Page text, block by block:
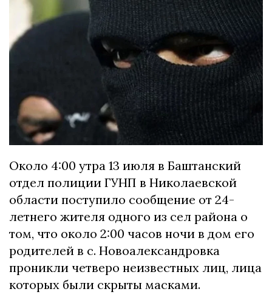
Около 4:00 утра 13 июля в Баштанский
отдел полиции ГУНП в Николаевской
области поступило сообщение от 24-
летнего жителя одного из сел района о
том, что около 2:00 часов ночи в дом его
родителей в с. Новоалександровка
проникли четверо неизвестных лиц, лица
которых были скрыты масками.